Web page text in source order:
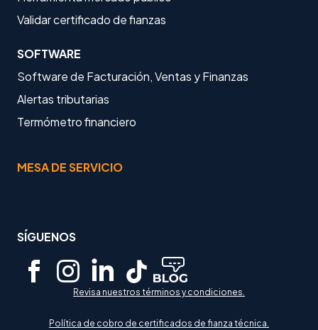
Validar certificado de fianzas
SOFTWARE
Software de Facturación, Ventas y Finanzas
Alertas tributarias
Termómetro financiero
MESA DE SERVICIO
SÍGUENOS
Revisa nuestros términos y condiciones.
Política de cobro de certificados de fianza técnica.